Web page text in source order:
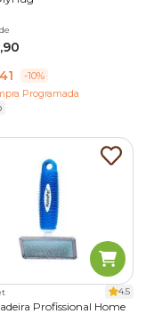
-10%
Programada
4.5
Profissional Home